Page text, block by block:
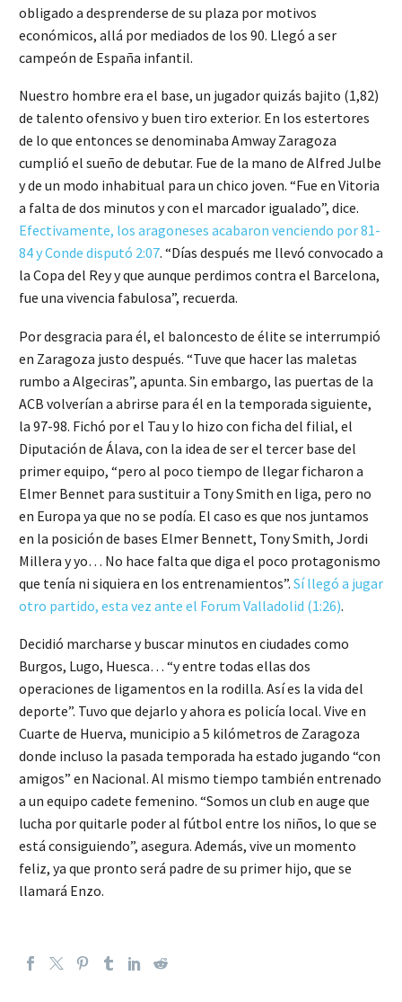
obligado a desprenderse de su plaza por motivos
económicos, allá por mediados de los 90. Llegó a ser
campeón de España infantil.
Nuestro hombre era el base, un jugador quizás bajito (1,82)
de talento ofensivo y buen tiro exterior. En los estertores
de lo que entonces se denominaba Amway Zaragoza
cumplió el sueño de debutar. Fue de la mano de Alfred Julbe
y de un modo inhabitual para un chico joven. “Fue en Vitoria
a falta de dos minutos y con el marcador igualado”, dice.
Efectivamente, los aragoneses acabaron venciendo por 81-
84 y Conde disputó 2:07. “Días después me llevó convocado a
la Copa del Rey y que aunque perdimos contra el Barcelona,
fue una vivencia fabulosa”, recuerda.
Por desgracia para él, el baloncesto de élite se interrumpió
en Zaragoza justo después. “Tuve que hacer las maletas
rumbo a Algeciras”, apunta. Sin embargo, las puertas de la
ACB volverían a abrirse para él en la temporada siguiente,
la 97-98. Fichó por el Tau y lo hizo con ficha del filial, el
Diputación de Álava, con la idea de ser el tercer base del
primer equipo, “pero al poco tiempo de llegar ficharon a
Elmer Bennet para sustituir a Tony Smith en liga, pero no
en Europa ya que no se podía. El caso es que nos juntamos
en la posición de bases Elmer Bennett, Tony Smith, Jordi
Millera y yo… No hace falta que diga el poco protagonismo
que tenía ni siquiera en los entrenamientos”. Sí llegó a jugar
otro partido, esta vez ante el Forum Valladolid (1:26).
Decidió marcharse y buscar minutos en ciudades como
Burgos, Lugo, Huesca… “y entre todas ellas dos
operaciones de ligamentos en la rodilla. Así es la vida del
deporte”. Tuvo que dejarlo y ahora es policía local. Vive en
Cuarte de Huerva, municipio a 5 kilómetros de Zaragoza
donde incluso la pasada temporada ha estado jugando “con
amigos” en Nacional. Al mismo tiempo también entrenado
a un equipo cadete femenino. “Somos un club en auge que
lucha por quitarle poder al fútbol entre los niños, lo que se
está consiguiendo”, asegura. Además, vive un momento
feliz, ya que pronto será padre de su primer hijo, que se
llamará Enzo.